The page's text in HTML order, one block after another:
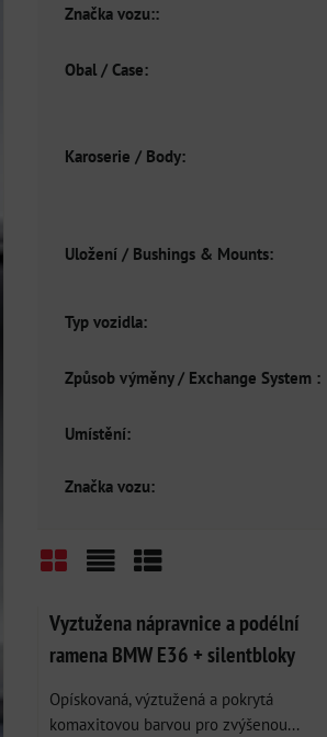
Značka vozu::
Obal / Case:
Karoserie / Body:
Uložení / Bushings & Mounts:
Typ vozidla:
Způsob výměny / Exchange System :
Umístění:
Značka vozu:
Vyztužena nápravnice a podélní
ramena BMW E36 + silentbloky
Opískovaná, výztužená a pokrytá
komaxitovou barvou pro zvýšenou...